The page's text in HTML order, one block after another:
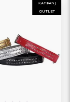
KAMPANJ
OUTLET